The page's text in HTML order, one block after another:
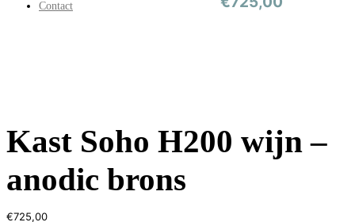
Contact
Kast Soho H200 wijn –
anodic brons
€725,00